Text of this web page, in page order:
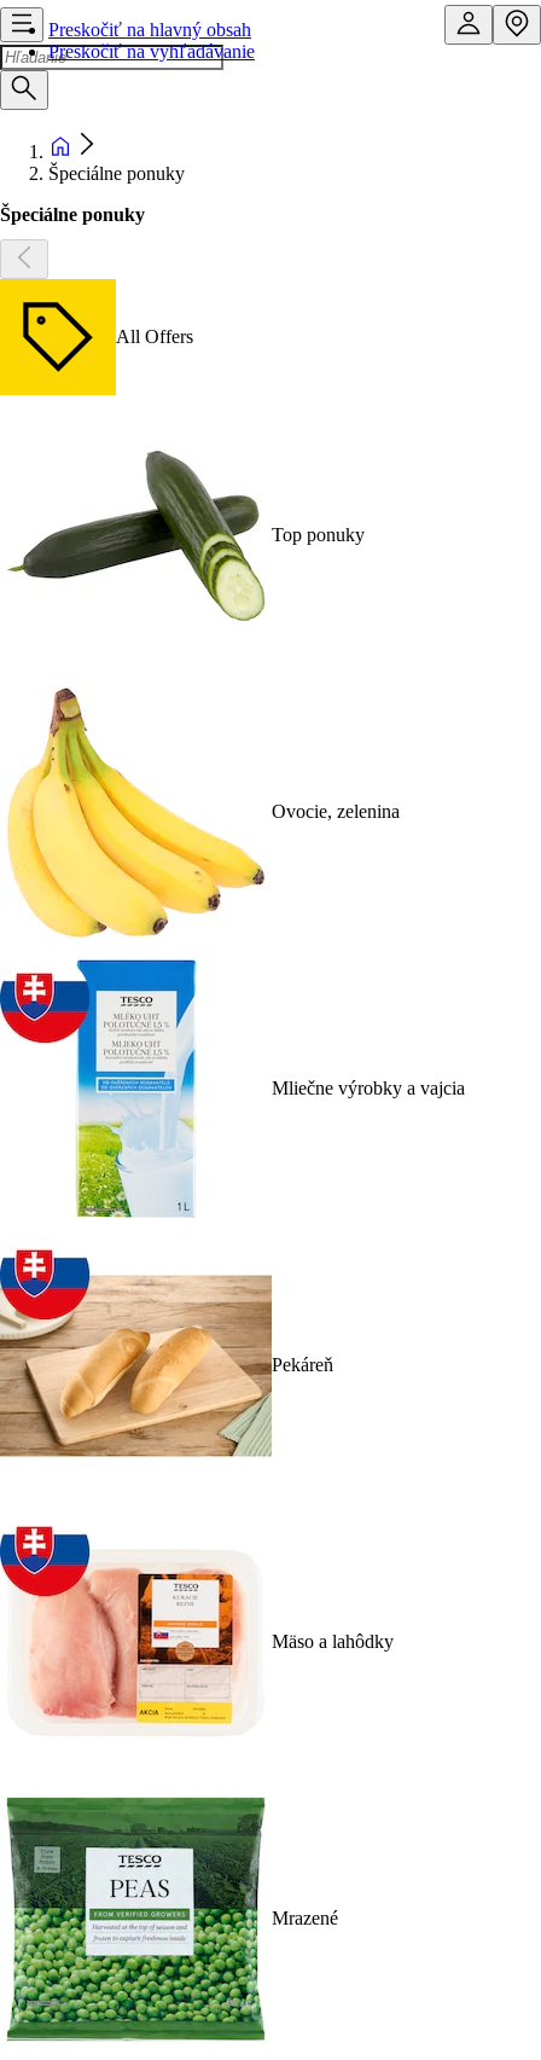
Preskočiť na hlavný obsah
Preskočiť na vyhľadávanie
Špeciálne ponuky
Špeciálne ponuky
All Offers
Top ponuky
Ovocie, zelenina
Mliečne výrobky a vajcia
Pekáreň
Mäso a lahôdky
Mrazené